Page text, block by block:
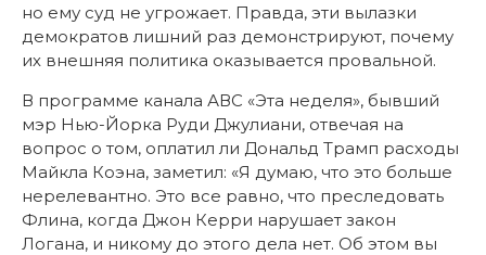
но ему суд не угрожает. Правда, эти вылазки
демократов лишний раз демонстрируют, почему
их внешняя политика оказывается провальной.
В программе канала АВС «Эта неделя», бывший
мэр Нью-Йорка Руди Джулиани, отвечая на
вопрос о том, оплатил ли Дональд Трамп расходы
Майкла Коэна, заметил: «Я думаю, что это больше
нерелевантно. Это все равно, что преследовать
Флина, когда Джон Керри нарушает закон
Логана, и никому до этого дела нет. Об этом вы